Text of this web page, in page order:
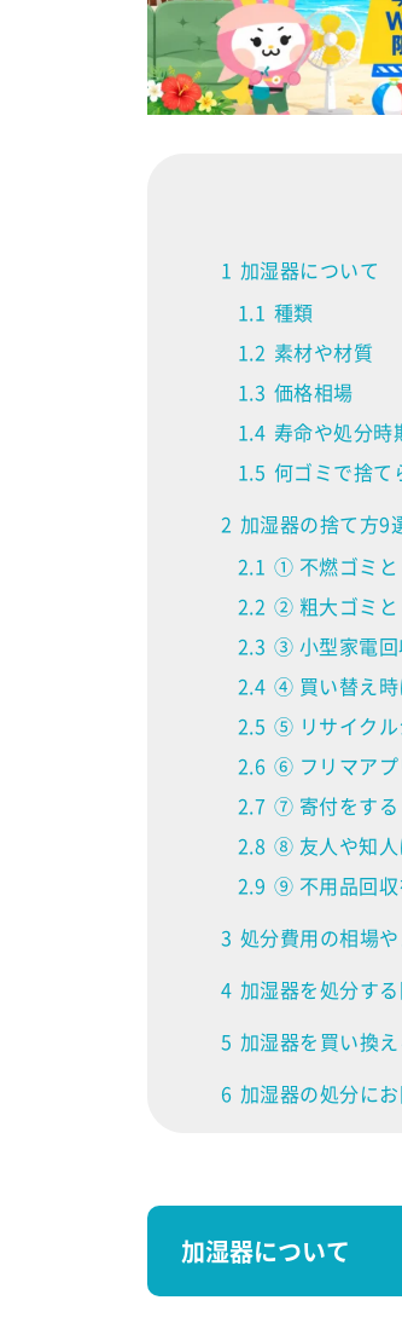
1 加湿器について
1.1 種類
1.2 素材や材質
1.3 価格相場
1.4 寿命や処分時
1.5 何ゴミで捨て
2 加湿器の捨て方9
2.1 ① 不燃ゴミと
2.2 ② 粗大ゴミと
2.3 ③ 小型家電回
2.4 ④ 買い替え時
2.5 ⑤ リサイクル
2.6 ⑥ フリマアプ
2.7 ⑦ 寄付をする
2.8 ⑧ 友人や知人
2.9 ⑨ 不用品回収
3 処分費用の相場
4 加湿器を処分す
5 加湿器を買い換
6 加湿器の処分に
加湿器について